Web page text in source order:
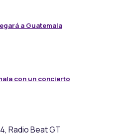
a Guatemala
con un concierto
Radio Beat GT